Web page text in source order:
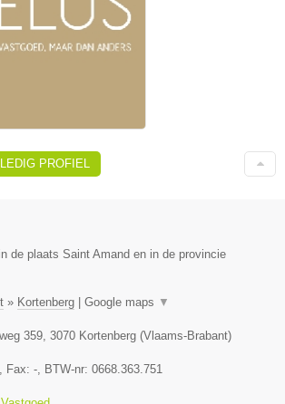
PROFIEL
de plaats Saint Amand en in de provincie
» Kortenberg Google maps ▼
359, 3070 Kortenberg (Vlaams-Brabant)
, Fax: -, BTW-nr: 0668.363.751